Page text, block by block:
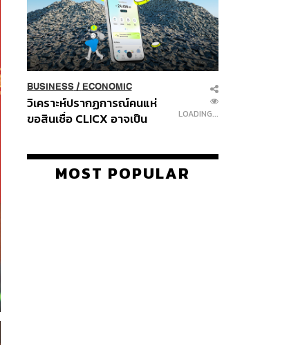
BUSINESS/ ECONOMIC
วิเคราะห์ปรากฏการณ์คนแห่
ขอสินเชื่อ CLICX อาจเป็น
ปัญหาหนี้ครัวเรือนไทยที่ถูกซุก
LOADING...
MOST POPULAR